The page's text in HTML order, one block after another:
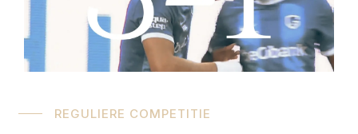
REGULIERE COMPETITIE